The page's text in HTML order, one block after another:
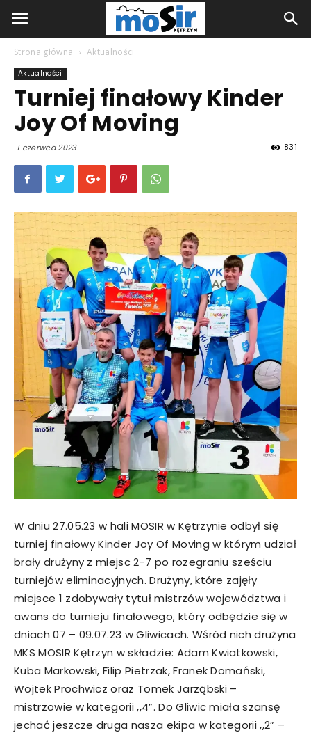
Strona główna Aktualności
Aktualności
Turniej finałowy Kinder
Joy Of Moving
1 czerwca 2023 831
W dniu 27.05.23 w hali MOSIR w Kętrzynie odbył się
turniej finałowy Kinder Joy Of Moving w którym udział
brały drużyny z miejsc 2-7 po rozegraniu sześciu
turniejów eliminacyjnych. Drużyny, które zajęły
miejsce 1 zdobywały tytuł mistrzów województwa i
awans do turnieju finałowego, który odbędzie się w
dniach 07 – 09.07.23 w Gliwicach. Wśród nich drużyna
MKS MOSIR Kętrzyn w składzie: Adam Kwiatkowski,
Kuba Markowski, Filip Pietrzak, Franek Domański,
Wojtek Prochwicz oraz Tomek Jarząbski –
mistrzowie w kategorii ,,4”. Do Gliwic miała szansę
jechać jeszcze druga nasza ekipa w kategorii ,,2” –